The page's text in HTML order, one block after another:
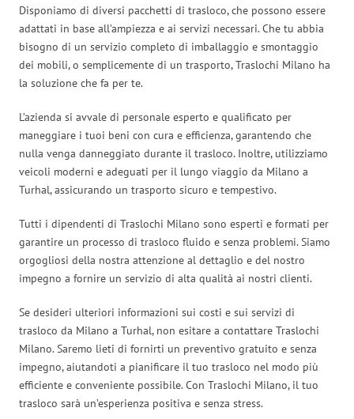
Disponiamo di diversi pacchetti di trasloco, che possono essere
adattati in base all’ampiezza e ai servizi necessari. Che tu abbia
bisogno di un servizio completo di imballaggio e smontaggio
dei mobili, o semplicemente di un trasporto, Traslochi Milano ha
la soluzione che fa per te.
L’azienda si avvale di personale esperto e qualificato per
maneggiare i tuoi beni con cura e efficienza, garantendo che
nulla venga danneggiato durante il trasloco. Inoltre, utilizziamo
veicoli moderni e adeguati per il lungo viaggio da Milano a
Turhal, assicurando un trasporto sicuro e tempestivo.
Tutti i dipendenti di Traslochi Milano sono esperti e formati per
garantire un processo di trasloco fluido e senza problemi. Siamo
orgogliosi della nostra attenzione al dettaglio e del nostro
impegno a fornire un servizio di alta qualità ai nostri clienti.
Se desideri ulteriori informazioni sui costi e sui servizi di
trasloco da Milano a Turhal, non esitare a contattare Traslochi
Milano. Saremo lieti di fornirti un preventivo gratuito e senza
impegno, aiutandoti a pianificare il tuo trasloco nel modo più
efficiente e conveniente possibile. Con Traslochi Milano, il tuo
trasloco sarà un’esperienza positiva e senza stress.